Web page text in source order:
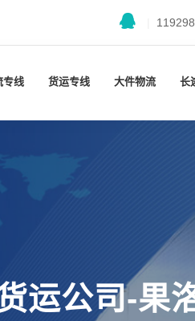
专线 货运专线 大件物流 长
运公司-果